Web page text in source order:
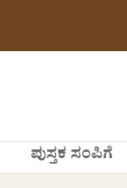
ಪುಸ್ತಕ ಸಂಪಿಗೆ